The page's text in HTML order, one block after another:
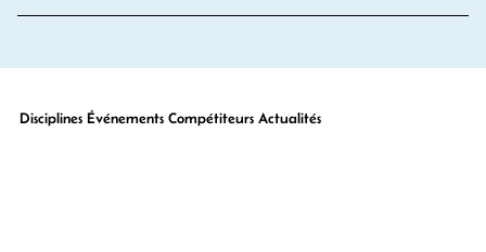
Disciplines Événements Compétiteurs Actualités